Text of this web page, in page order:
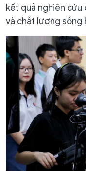
kết quả nghiên cứu
và chất lượng sống